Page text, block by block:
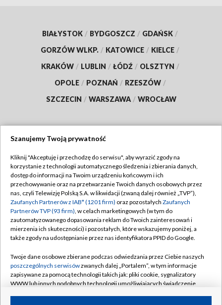
BIAŁYSTOK / BYDGOSZCZ / GDAŃSK /
GORZÓW WLKP. / KATOWICE / KIELCE /
KRAKÓW / LUBLIN / ŁÓDŹ / OLSZTYN /
OPOLE / POZNAŃ / RZESZÓW /
SZCZECIN / WARSZAWA / WROCŁAW
TVP
Abonament TVP
Emisja w TVP
Centrum informacji TVP
Naziemna Telewizja Cyfrowa
Rada Programowa
System NOS
Informacje o nadawcy
Regulamin TVP
Polityka prywatności
Moje zgody
Pomoc
Kontakt
Kanały
Szanujemy Twoją prywatność
Kliknij "Akceptuję i przechodzę do serwisu", aby wyrazić zgody na
korzystanie z technologii automatycznego śledzenia i zbierania danych,
dostęp do informacji na Twoim urządzeniu końcowym i ich
przechowywanie oraz na przetwarzanie Twoich danych osobowych przez
nas, czyli Telewizję Polską S.A. w likwidacji (zwaną dalej również „TVP”),
Zaufanych Partnerów z IAB* (1201 firm) oraz pozostałych Zaufanych
Partnerów TVP (93 firm), w celach marketingowych (w tym do
zautomatyzowanego dopasowania reklam do Twoich zainteresowań i
mierzenia ich skuteczności) i pozostałych, które wskazujemy poniżej, a
także zgody na udostępnianie przez nas identyfikatora PPID do Google.
Twoje dane osobowe zbierane podczas odwiedzania przez Ciebie naszych
poszczególnych serwisówzwanych dalej „Portalem”, w tym informacje
zapisywane za pomocą technologii takich jak: pliki cookie, sygnalizatory
WWW lub innych podobnych technologii umożliwiających świadczenie